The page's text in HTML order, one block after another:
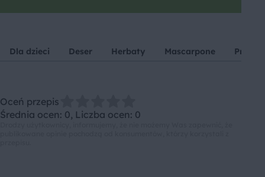
Dla dzieci Deser Herbaty Mascarpone
Oceń przepis
Średnia ocen: 0, Liczba ocen: 0